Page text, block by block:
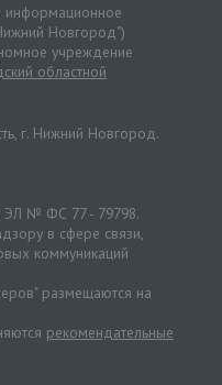
Новгород")
учреждение
областной
г. Нижний Новгород.
ЭЛ № ФС 77 - 79798.
в сфере связи,
коммуникаций
размещаются на
рекомендательные